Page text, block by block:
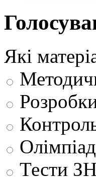
Які
Тести